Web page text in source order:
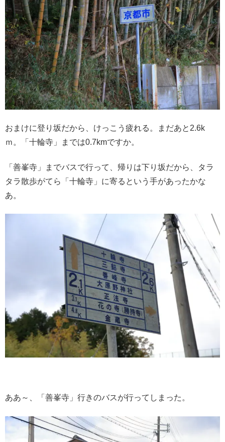
おまけに登り坂だから、けっこう疲れる。まだあと2.6k
ｍ。「十輪寺」までは0.7kmですか。
「善峯寺」までバスで行って、帰りは下り坂だから、タラ
タラ散歩がてら「十輪寺」に寄るという手があったかな
あ。
ああ～、「善峯寺」行きのバスが行ってしまった。